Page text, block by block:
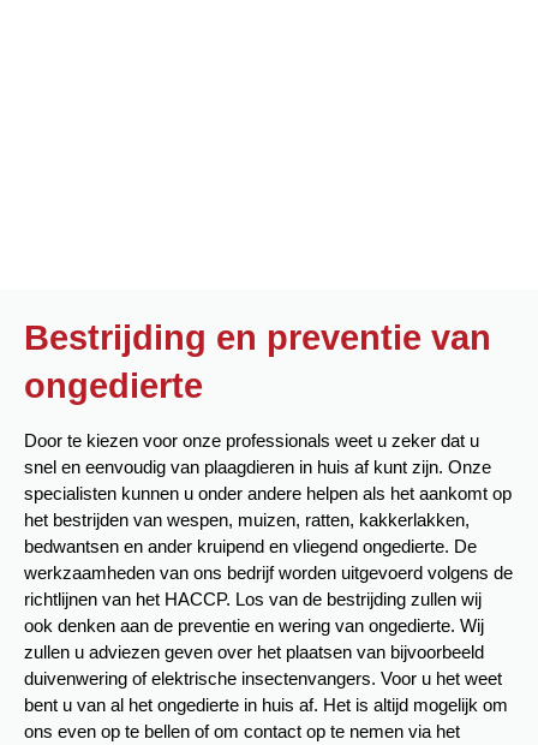
Bestrijding en preventie van
ongedierte
Door te kiezen voor onze professionals weet u zeker dat u
snel en eenvoudig van plaagdieren in huis af kunt zijn. Onze
specialisten kunnen u onder andere helpen als het aankomt op
het bestrijden van wespen, muizen, ratten, kakkerlakken,
bedwantsen en ander kruipend en vliegend ongedierte. De
werkzaamheden van ons bedrijf worden uitgevoerd volgens de
richtlijnen van het HACCP. Los van de bestrijding zullen wij
ook denken aan de preventie en wering van ongedierte. Wij
zullen u adviezen geven over het plaatsen van bijvoorbeeld
duivenwering of elektrische insectenvangers. Voor u het weet
bent u van al het ongedierte in huis af. Het is altijd mogelijk om
ons even op te bellen of om contact op te nemen via het